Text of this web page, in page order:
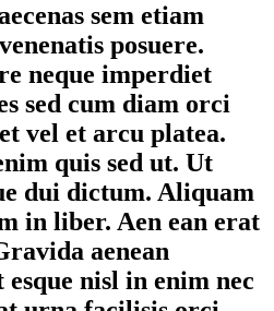
sem etiam
posuere.
neque imperdiet
sed cum diam orci
vel et arcu platea.
quis sed ut. Ut
dui dictum. Aliquam
in liber. Aen ean erat
aenean
esque nisl in enim nec